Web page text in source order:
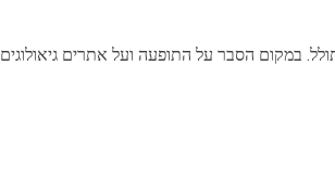
במקום הסבר על התופעה ועל אתרים גיאולוגים